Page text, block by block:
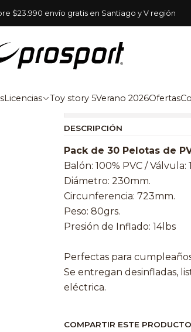
Licencias Toy story 5Verano 2026Ofertas
$23.990 envío gratis en Santiago y V región
Pelota PVC 30 pelotas PVC - Aromáticas
|
30 pelotas
Mostrar stock de
DESCRIPCIÓN
Pack de 30 Pelotas de
Balón: 100% PVC / Válvula:
Diámetro: 230mm.
Circunferencia: 723mm.
Peso: 80grs.
Presión de Inflado: 14lbs
Perfectas para
Se entregan desinfladas,
eléctrica.
COMPARTIR ESTE PRODUCTO